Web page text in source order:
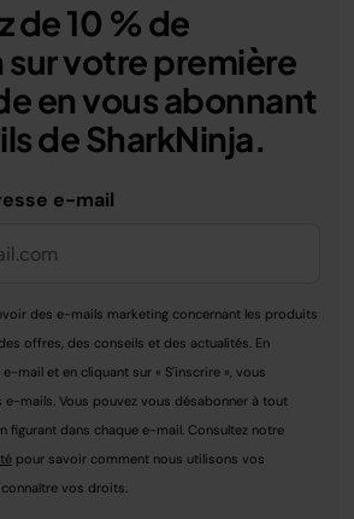
de 10 % de
votre première
en vous abonnant
de SharkNinja.
e-mail
des e-mails marketing concernant les produits
offres, des conseils et des actualités. En
mail et en cliquant sur « S'inscrire », vous
mails. Vous pouvez vous désabonner à tout
figurant dans chaque e-mail. Consultez notre
pour savoir comment nous utilisons vos
vos droits.